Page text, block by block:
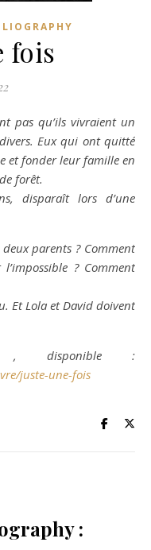
fois
Eux qui ont quitté
et fonder leur famille en
forêt.
disparaît lors d’une
parents ? Comment
? Comment
Et Lola et David doivent
disponible :
juste-une-fois
: